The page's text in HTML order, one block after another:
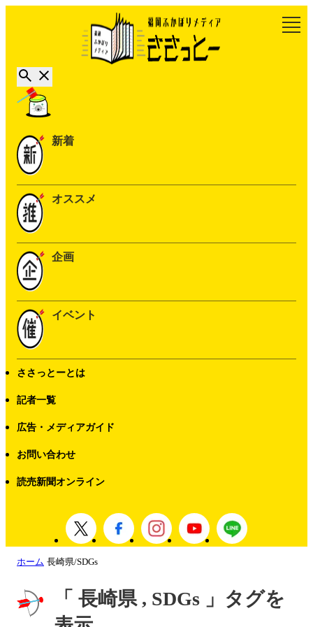
新着
オススメ
企画
イベント
ささっとーとは
記者一覧
広告・メディアガイド
お問い合わせ
読売新聞オンライン
ホーム 長崎県/SDGs
「 長崎県 , SDGs 」タグを